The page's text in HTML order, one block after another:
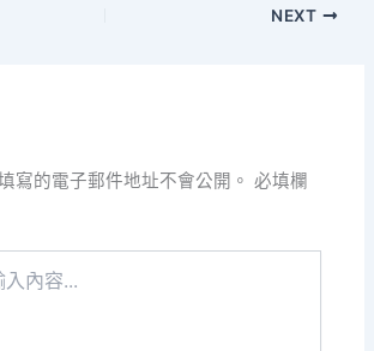
NEXT
寫的電子郵件地址不會公開。 必填欄